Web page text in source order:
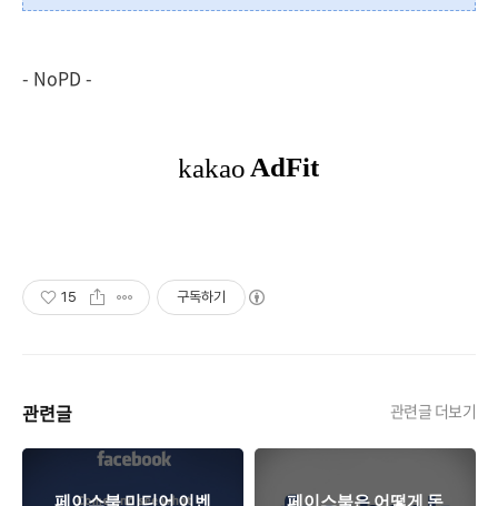
- NoPD -
15 구독하기
관련글 관련글 더보기
페이스북 미디어 이벤
페이스북은 어떻게 돈